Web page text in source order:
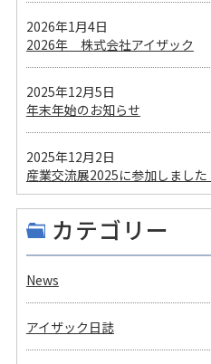
2026年 株式会社アイザック
2026年1月4日
年末年始のお知らせ
2025年12月5日
産業交流展2025に参加しまし
2025年12月2日
カテゴリー
News
アイザック日誌